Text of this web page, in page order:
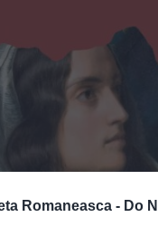
Romaneasca - Do